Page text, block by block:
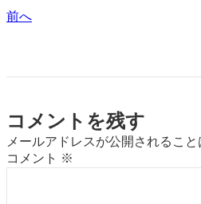
前へ
コメントを残す
メールアドレスが公開されること
コメント ※